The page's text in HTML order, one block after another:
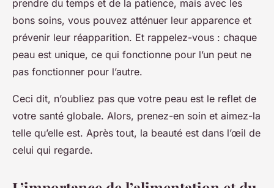
prendre du temps et de la patience, mais avec les
bons soins, vous pouvez atténuer leur apparence et
prévenir leur réapparition. Et rappelez-vous : chaque
peau est unique, ce qui fonctionne pour l’un peut ne
pas fonctionner pour l’autre.
Ceci dit, n’oubliez pas que votre peau est le reflet de
votre santé globale. Alors, prenez-en soin et aimez-la
telle qu’elle est. Après tout, la beauté est dans l’œil de
celui qui regarde.